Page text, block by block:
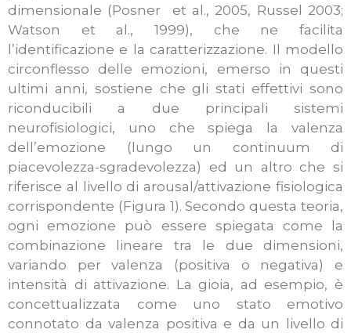
dimensionale (Posner et al., 2005, Russel 2003;
Watson et al., 1999), che ne facilita
l’identificazione e la caratterizzazione. Il modello
circonflesso delle emozioni, emerso in questi
ultimi anni, sostiene che gli stati effettivi sono
riconducibili a due principali sistemi
neurofisiologici, uno che spiega la valenza
dell’emozione (lungo un continuum di
piacevolezza-sgradevolezza) ed un altro che si
riferisce al livello di arousal/attivazione fisiologica
corrispondente (Figura 1). Secondo questa teoria,
ogni emozione può essere spiegata come la
combinazione lineare tra le due dimensioni,
variando per valenza (positiva o negativa) e
intensità di attivazione. La gioia, ad esempio, è
concettualizzata come uno stato emotivo
connotato da valenza positiva e da un livello di